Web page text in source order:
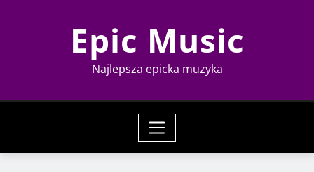
Epic Music
Najlepsza epicka muzyka